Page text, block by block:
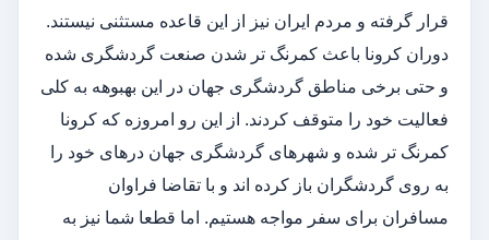
قرار گرفته و مردم ایران نیز از این قاعده مستثنی نیستند.
دوران کرونا باعث کمرنگ تر شدن صنعت گردشگری شده
و حتی برخی مناطق گردشگری جهان در این بهبوهه به کلی
فعالیت خود را متوقف کردند. از این رو امروزه که کرونا
کمرنگ تر شده و شهرهای گردشگری جهان درهای خود را
به روی گردشگران باز کرده اند و با تقاضا فراوان
مسافران برای سفر مواجه هستیم. اما قطعا شما نیز به